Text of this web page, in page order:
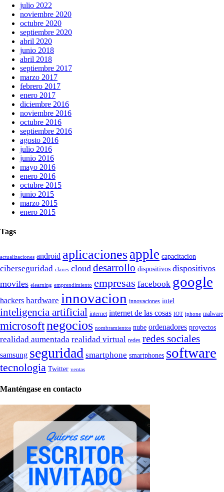
julio 2022
noviembre 2020
octubre 2020
septiembre 2020
abril 2020
junio 2018
abril 2018
septiembre 2017
marzo 2017
febrero 2017
enero 2017
diciembre 2016
noviembre 2016
octubre 2016
septiembre 2016
agosto 2016
julio 2016
junio 2016
mayo 2016
enero 2016
octubre 2015
junio 2015
marzo 2015
enero 2015
Tags
actualizaciones android aplicacionesapple capacitacion
ciberseguridad claves cloud desarrollo dispositivos dispositivos
moviles elearning emprendimiento empresas facebook google
hackers hardware innovacion innovaciones intel
inteligencia artificial internet internet de las cosas IOT iphone malware
microsoftnegocios nombramientos nube ordenadores proyectos
realidad aumentada realidad virtual redes redes sociales
samsung seguridad smartphone smartphones software
tecnologia Twitter ventas
Manténgase en contacto